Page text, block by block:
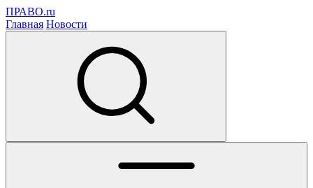
ПРАВО.ru
Главная Новости